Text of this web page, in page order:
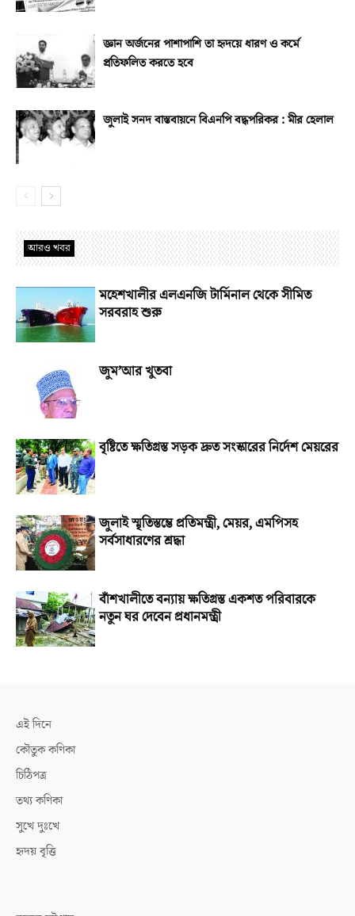
জ্ঞান অর্জনের পাশাপাশি তা হৃদয়ে ধারণ ও কর্মে
প্রতিফলিত করতে হবে
জুলাই সনদ বাস্তবায়নে বিএনপি বদ্ধপরিকর : মীর হেলাল
আরও খবর
মহেশখালীর এলএনজি টার্মিনাল থেকে সীমিত
সরবরাহ শুরু
জুম’আর খুতবা
বৃষ্টিতে ক্ষতিগ্রস্ত সড়ক দ্রুত সংস্কারের নির্দেশ মেয়রের
জুলাই স্মৃতিস্তম্ভে প্রতিমন্ত্রী, মেয়র, এমপিসহ
সর্বসাধারণের শ্রদ্ধা
বাঁশখালীতে বন্যায় ক্ষতিগ্রস্ত একশত পরিবারকে
নতুন ঘর দেবেন প্রধানমন্ত্রী
এই দিনে
কৌতুক কণিকা
চিঠিপত্র
তথ্য কণিকা
সুখে দুঃখে
হৃদয় বৃত্তি